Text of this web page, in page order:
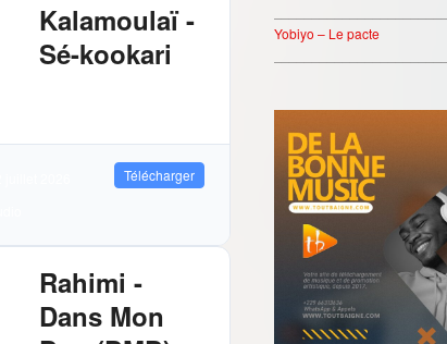
Kalamoulaï -
Sé-kookari
Télécharger
Rahimi -
Dans Mon
Yobiyo – Le pacte